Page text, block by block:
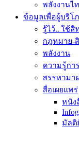
พลังงานไ
ข้อมูลเพื่อผู้บริโ
รู้ไว้.. ใช้สิ
กฎหมาย-
พลังงาน
ความรู้กา
สรรหามา
สื่อเผยแพร่
หนัง
มัลติ